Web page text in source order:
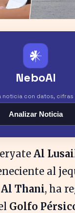
𒀭
NeboAI
noticia con datos,
Analizar Noticia
Al
al
Thani, ha
Golfo